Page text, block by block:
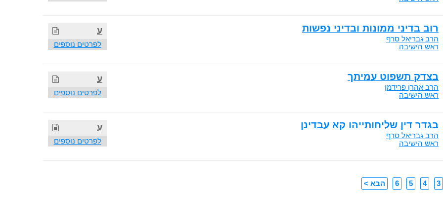
ע
לפרטים נוספים
רוב בדיני ממונות ובדיני נפשות
הרב גבריאל סרף
ראש הישיבה
ע
לפרטים נוספים
בצדק תשפוט עמיתך
הרב אהרן פרידמן
ראש הישיבה
ע
לפרטים נוספים
בגדר דין שליחותייהו קא עבדינן
הרב גבריאל סרף
ראש הישיבה
3
4
5
6 הבא >